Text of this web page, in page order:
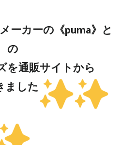
ーカーの《puma》と
の
を通販サイトから
ました